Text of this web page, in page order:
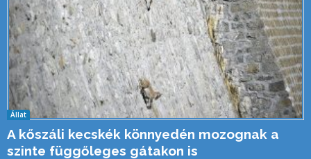
Állat
A kőszáli kecskék könnyedén mozognak a
szinte függőleges gátakon is